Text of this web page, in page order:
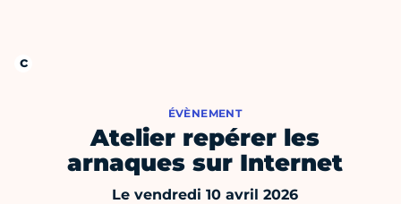
ÉVÈNEMENT
Atelier repérer les
arnaques sur Internet
Le vendredi 10 avril 2026